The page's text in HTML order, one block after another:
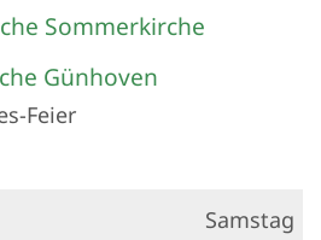
Sommerkirche
Günhoven
Feier
Samstag